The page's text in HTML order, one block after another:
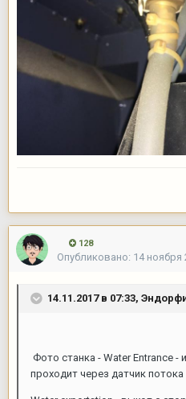
128
Опубликовано: 14 ноября
14.11.2017 в 07:33,
Фото станка - Water Entrance -
проходит через датчик